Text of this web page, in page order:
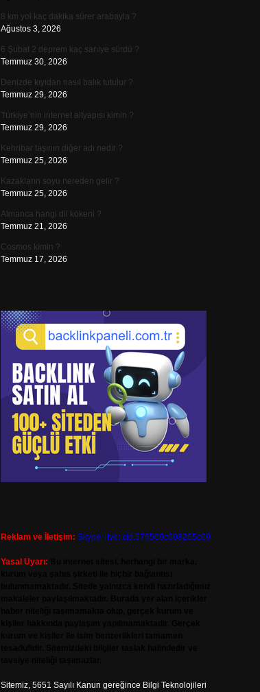
8 km yol kaç dakika sürer arabayla ?
Ağustos 3, 2026
6 Şubat 2 deprem kaç saniye sürdü ?
Temmuz 30, 2026
Denizde kıyıdan nasıl balık tutulur ?
Temmuz 29, 2026
Türkiye’nin internet altyapısı kimin ?
Temmuz 29, 2026
Kehribar taşının diğer adı nedir ?
Temmuz 25, 2026
Kazakların soyu nereden gelir ?
Temmuz 25, 2026
Almanca hangi dil kökeni ?
Temmuz 21, 2026
Cosmos kimin ?
Temmuz 17, 2026
Reklam ve İletişim: Skype: live:.cid.575569c608265c69
Yasal Uyarı:
Sitemiz, 5651 Sayılı Kanun gereğince Bilgi Teknolojileri